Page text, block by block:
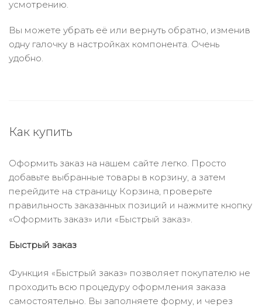
усмотрению.
Вы можете убрать её или вернуть обратно, изменив
одну галочку в настройках компонента. Очень
удобно.
Как купить
Оформить заказ на нашем сайте легко. Просто
добавьте выбранные товары в корзину, а затем
перейдите на страницу Корзина, проверьте
правильность заказанных позиций и нажмите кнопку
«Оформить заказ» или «Быстрый заказ».
Быстрый заказ
Функция «Быстрый заказ» позволяет покупателю не
проходить всю процедуру оформления заказа
самостоятельно. Вы заполняете форму, и через